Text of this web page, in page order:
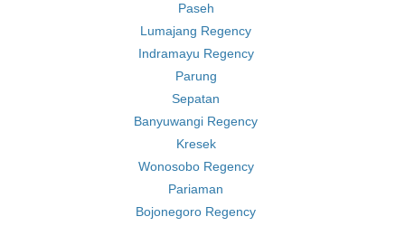
Paseh
Lumajang Regency
Indramayu Regency
Parung
Sepatan
Banyuwangi Regency
Kresek
Wonosobo Regency
Pariaman
Bojonegoro Regency